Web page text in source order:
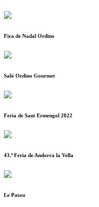
Fira de Nadal Ordino
Saló Ordino Gourmet
Feria de Sant Ermengol 2022
43.ª Feria de Andorra la Vella
Le Patou